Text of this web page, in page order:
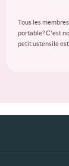
Tous les
portable? C'est
petit ustensile est